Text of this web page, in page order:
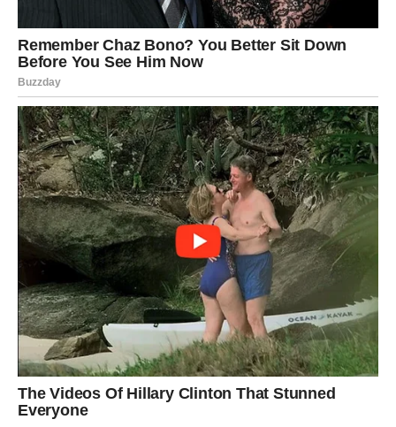
Jedna odluka koju uskoro donesete mogla bi imati veoma
pozitivan uticaj na vašu budućnost.
VAGA
Vagama se otvaraju vrata nove finansijske faze. Moguće
je da dobijete ponudu ili priliku koja u početku djeluje
skromno, ali kasnije donosi značajne rezultate.
Pred vama je period u kojem ćete mnogo jasnije vidjeti
kako da ostvarite ciljeve koje ste dugo odlagali.
ŠKORPIJA
Škorpije ulaze u fazu finansijskog oporavka. Ono što je
izgledalo kao problem bez rješenja polako dobija
povoljan rasplet.